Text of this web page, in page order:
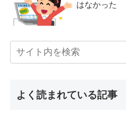
はなかった
よく読まれている記事